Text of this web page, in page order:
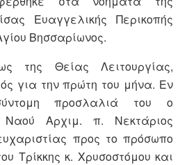
Ευαγγελικής Περικοπής
Βησσαρίωνος.
της Θείας Λειτουργίας,
για την πρώτη του μήνα. Eν
προσλαλιά του ο
Ναού Αρχιμ. π. Νεκτάριος
προς το πρόσωπο
Τρίκκης κ. Χρυσοστόμου και